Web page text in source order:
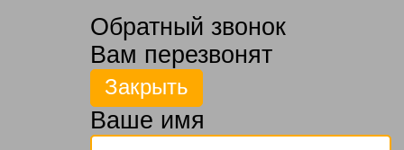
Обратный звонок
Вам перезвонят
Ваше имя